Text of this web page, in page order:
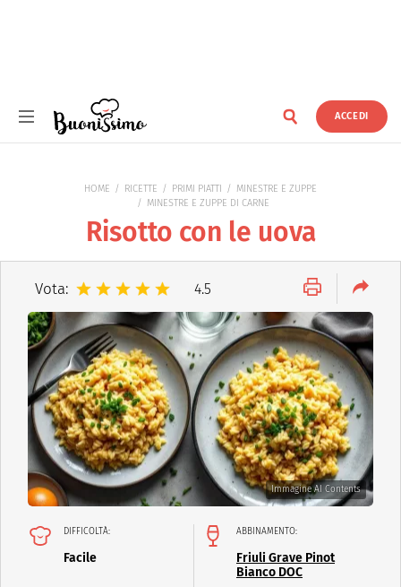
ACCEDI
HOME RICETTE PRIMI PIATTI
MINESTRE E ZUPPE
MINESTRE E ZUPPE DI CARNE
Risotto con le uova
Vota: 4.5
Immagine AI Contents
DIFFICOLTÀ:
Facile
ABBINAMENTO:
Friuli Grave Pinot
Bianco DOC